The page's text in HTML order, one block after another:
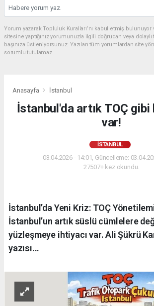
Yorum yazarak Topluluk Kuralları’nı kabul etmiş
sitesine yaptığınız yorumunuzla ilgili doğrudan veya
başınıza üstleniyorsunuz. Yazılan tüm yorumlardan site
sorumlu tutulamaz.
Anasayfa İstanbul
İstanbul'da artık TOÇ
var!
İSTANBUL
03.04.2026 - 14:01, Güncelleme:
27507+ kez okundu.
İstanbul’da Yeni Kriz: TOÇ
İstanbul’un artık süslü cümlelere
yüzleşmeye ihtiyacı var. Ali Şükrü
yazısı...